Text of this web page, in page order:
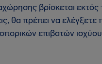
βρίσκεται εκτός
θα πρέπει να ελέγξετε
επιβατών